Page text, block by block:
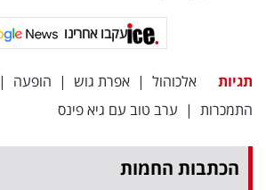
עקבו אחרינו
תגיות אלכוהול | אפרת גוש | הופעה |
התמכרות | ערב טוב עם גיא פינס
הכתבות החמות